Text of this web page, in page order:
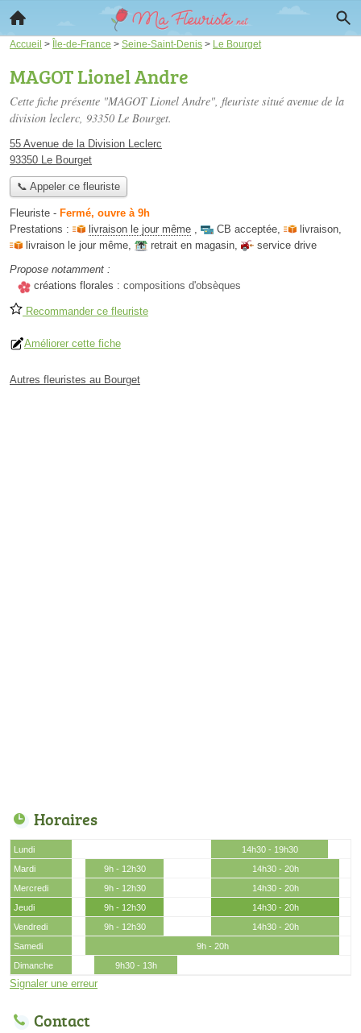
Accueil > Île-de-France > Seine-Saint-Denis > Le Bourget
MAGOT Lionel Andre
Cette fiche présente "MAGOT Lionel Andre", fleuriste situé avenue de la
division leclerc, 93350 Le Bourget.
55 Avenue de la Division Leclerc
93350 Le Bourget
📞 Appeler ce fleuriste
Fleuriste - Fermé, ouvre à 9h
Prestations :
livraison le jour même , CB acceptée, livraison,
livraison le jour même, retrait en magasin,
service drive
Propose notamment :
créations florales : compositions d'obsèques
Recommander ce fleuriste
Améliorer cette fiche
Autres fleuristes au Bourget
Horaires
Lundi
14h30 - 19h30
Mardi
9h - 12h30
14h30 - 20h
Mercredi
9h - 12h30
14h30 - 20h
Jeudi
9h - 12h30
14h30 - 20h
Vendredi
9h - 12h30
14h30 - 20h
Samedi
9h - 20h
Dimanche
9h30 - 13h
Signaler une erreur
Contact